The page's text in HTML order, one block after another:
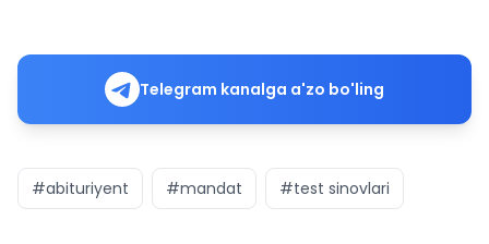
Telegram kanalga a'zo bo'ling
#abituriyent #mandat #test sinovlari